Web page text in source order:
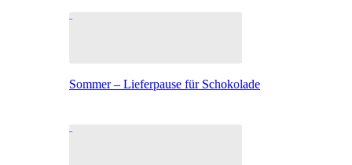
Sommer – Lieferpause für Schokolade